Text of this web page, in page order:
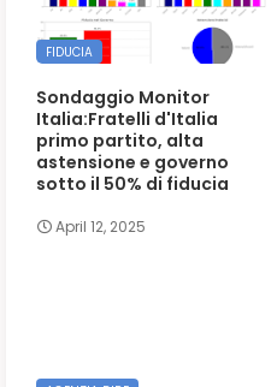
FIDUCIA
Sondaggio Monitor
Italia:Fratelli d'Italia
primo partito, alta
astensione e governo
sotto il 50% di fiducia
April 12, 2025